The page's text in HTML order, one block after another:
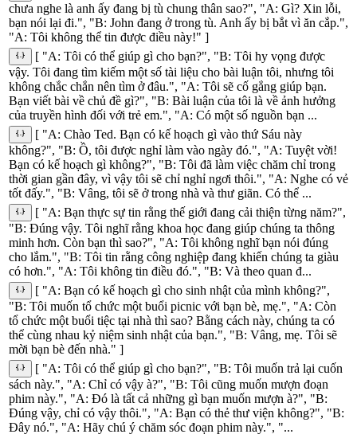
chưa nghe là anh ấy đang bị tù chung thân sao?", "A: Gì? Xin lỗi,
bạn nói lại đi.", "B: John đang ở trong tù. Anh ấy bị bắt vì ăn cắp.",
"A: Tôi không thể tin được điều này!" ]
[ "A: Tôi có thể giúp gì cho bạn?", "B: Tôi hy vọng được
vậy. Tôi đang tìm kiếm một số tài liệu cho bài luận tôi, nhưng tôi
không chắc chắn nên tìm ở đâu.", "A: Tôi sẽ cố gắng giúp bạn.
Bạn viết bài về chủ đề gì?", "B: Bài luận của tôi là về ảnh hưởng
của truyền hình đối với trẻ em.", "A: Có một số nguồn bạn ...
[ "A: Chào Ted. Bạn có kế hoạch gì vào thứ Sáu này
không?", "B: Ồ, tôi được nghỉ làm vào ngày đó.", "A: Tuyệt vời!
Bạn có kế hoạch gì không?", "B: Tôi đã làm việc chăm chỉ trong
thời gian gần đây, vì vậy tôi sẽ chỉ nghỉ ngơi thôi.", "A: Nghe có vẻ
tốt đấy.", "B: Vâng, tôi sẽ ở trong nhà và thư giãn. Có thể ...
[ "A: Bạn thực sự tin rằng thế giới đang cải thiện từng năm?",
"B: Đúng vậy. Tôi nghĩ rằng khoa học đang giúp chúng ta thông
minh hơn. Còn bạn thì sao?", "A: Tôi không nghĩ bạn nói đúng
cho lắm.", "B: Tôi tin rằng công nghiệp đang khiến chúng ta giàu
có hơn.", "A: Tôi không tin điều đó.", "B: Và theo quan đ...
[ "A: Bạn có kế hoạch gì cho sinh nhật của mình không?",
"B: Tôi muốn tổ chức một buổi picnic với bạn bè, mẹ.", "A: Còn
tổ chức một buổi tiệc tại nhà thì sao? Bằng cách này, chúng ta có
thể cùng nhau kỷ niệm sinh nhật của bạn.", "B: Vâng, mẹ. Tôi sẽ
mời bạn bè đến nhà." ]
[ "A: Tôi có thể giúp gì cho bạn?", "B: Tôi muốn trả lại cuốn
sách này.", "A: Chỉ có vậy à?", "B: Tôi cũng muốn mượn đoạn
phim này.", "A: Đó là tất cả những gì bạn muốn mượn à?", "B:
Đúng vậy, chỉ có vậy thôi.", "A: Bạn có thẻ thư viện không?", "B:
Đây nó.", "A: Hãy chú ý chăm sóc đoạn phim này.", "...